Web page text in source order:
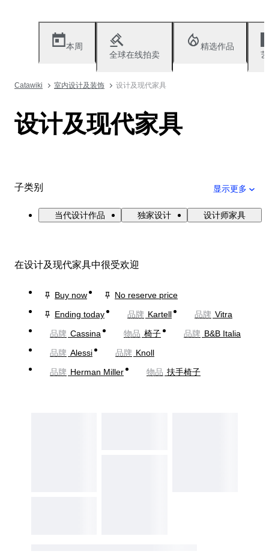
本周
全球在线拍卖
精选作品
Catawiki 室内设计及装饰 设计及现代家具
设计及现代家具
子类别 显示更多
当代设计作品 独家设计 设计师家具
在设计及现代家具中很受欢迎
Buy now
No reserve price
Ending today
品牌 Kartell 品牌 Vitra
品牌 Cassina 物品 椅子 品牌 B&B Italia
品牌 Alessi 品牌 Knoll
品牌 Herman Miller 物品 扶手椅子